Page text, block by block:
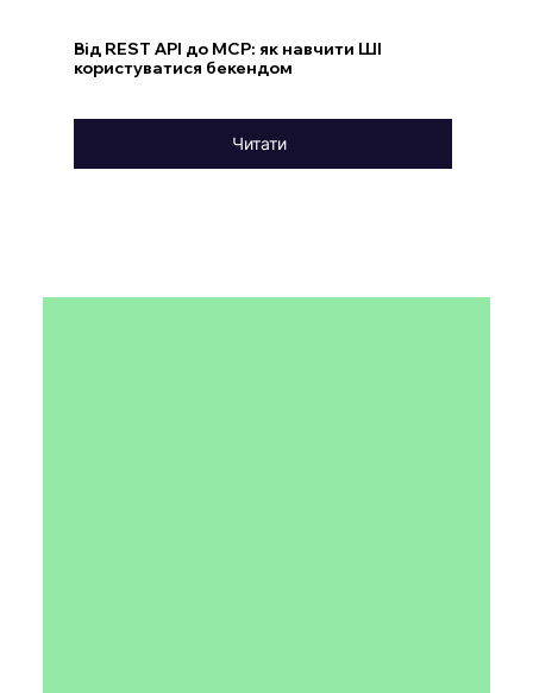
Від REST API до MCP: як навчити ШІ
користуватися бекендом
Читати